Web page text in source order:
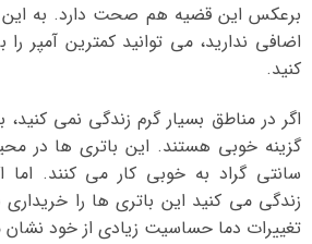
برعکس این قضیه هم صحت دارد. به این
اضافی ندارید، می توانید کمترین آمپر
کنید.
اگر در مناطق بسیار گرم زندگی نمی
سانتی گراد به خوبی کار می کنند. اما
زندگی می کنید این باتری ها را
تغییرات دما حساسیت زیادی از خود